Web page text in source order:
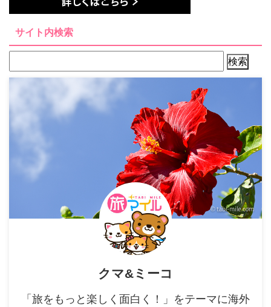
サイト内検索
クマ&ミーコ
「旅をもっと楽しく面白く！」をテーマに海外